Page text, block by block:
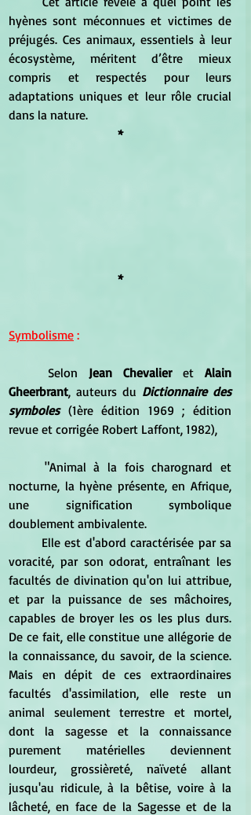
hyènes sont méconnues et victimes de
préjugés. Ces animaux, essentiels à leur
écosystème, méritent d’être mieux
compris et respectés pour leurs
adaptations uniques et leur rôle crucial
dans la nature.
*
*
Symbolisme :
	Selon
Jean Chevalier et Alain
Gheerbrant, auteurs du Dictionnaire des
symboles (1ère édition 1969 ; édition
revue et corrigée Robert Laffont, 1982),
nocturne, la hyène présente, en Afrique,
une signification symbolique
doublement ambivalente.
voracité, par son odorat, entraînant les
facultés de divination qu'on lui attribue,
et par la puissance de ses mâchoires,
capables de broyer les os les plus durs.
De ce fait, elle constitue une allégorie de
la connaissance, du savoir, de la science.
Mais en dépit de ces extraordinaires
facultés d'assimilation, elle reste un
animal seulement terrestre et mortel,
dont la sagesse et la connaissance
purement matérielles deviennent
lourdeur, grossièreté, naïveté allant
jusqu'au ridicule, à la bêtise, voire à la
lâcheté, en face de la Sagesse et de la